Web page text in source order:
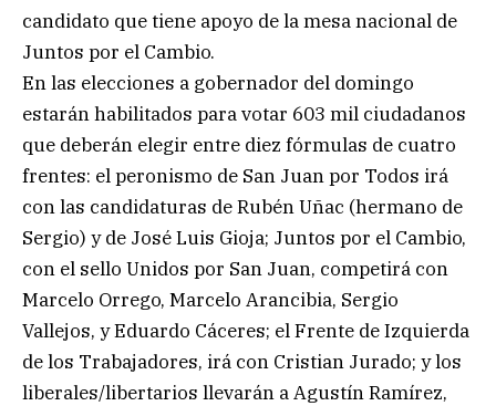
candidato que tiene apoyo de la mesa nacional de
Juntos por el Cambio.
En las elecciones a gobernador del domingo
estarán habilitados para votar 603 mil ciudadanos
que deberán elegir entre diez fórmulas de cuatro
frentes: el peronismo de San Juan por Todos irá
con las candidaturas de Rubén Uñac (hermano de
Sergio) y de José Luis Gioja; Juntos por el Cambio,
con el sello Unidos por San Juan, competirá con
Marcelo Orrego, Marcelo Arancibia, Sergio
Vallejos, y Eduardo Cáceres; el Frente de Izquierda
de los Trabajadores, irá con Cristian Jurado; y los
liberales/libertarios llevarán a Agustín Ramírez,